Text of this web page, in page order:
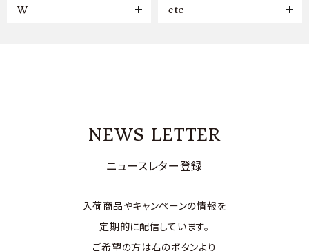
W etc
NEWS LETTER
ニュースレター登録
入荷商品やキャンペーンの情報を
定期的に配信しています。
ご希望の方は右のボタンより